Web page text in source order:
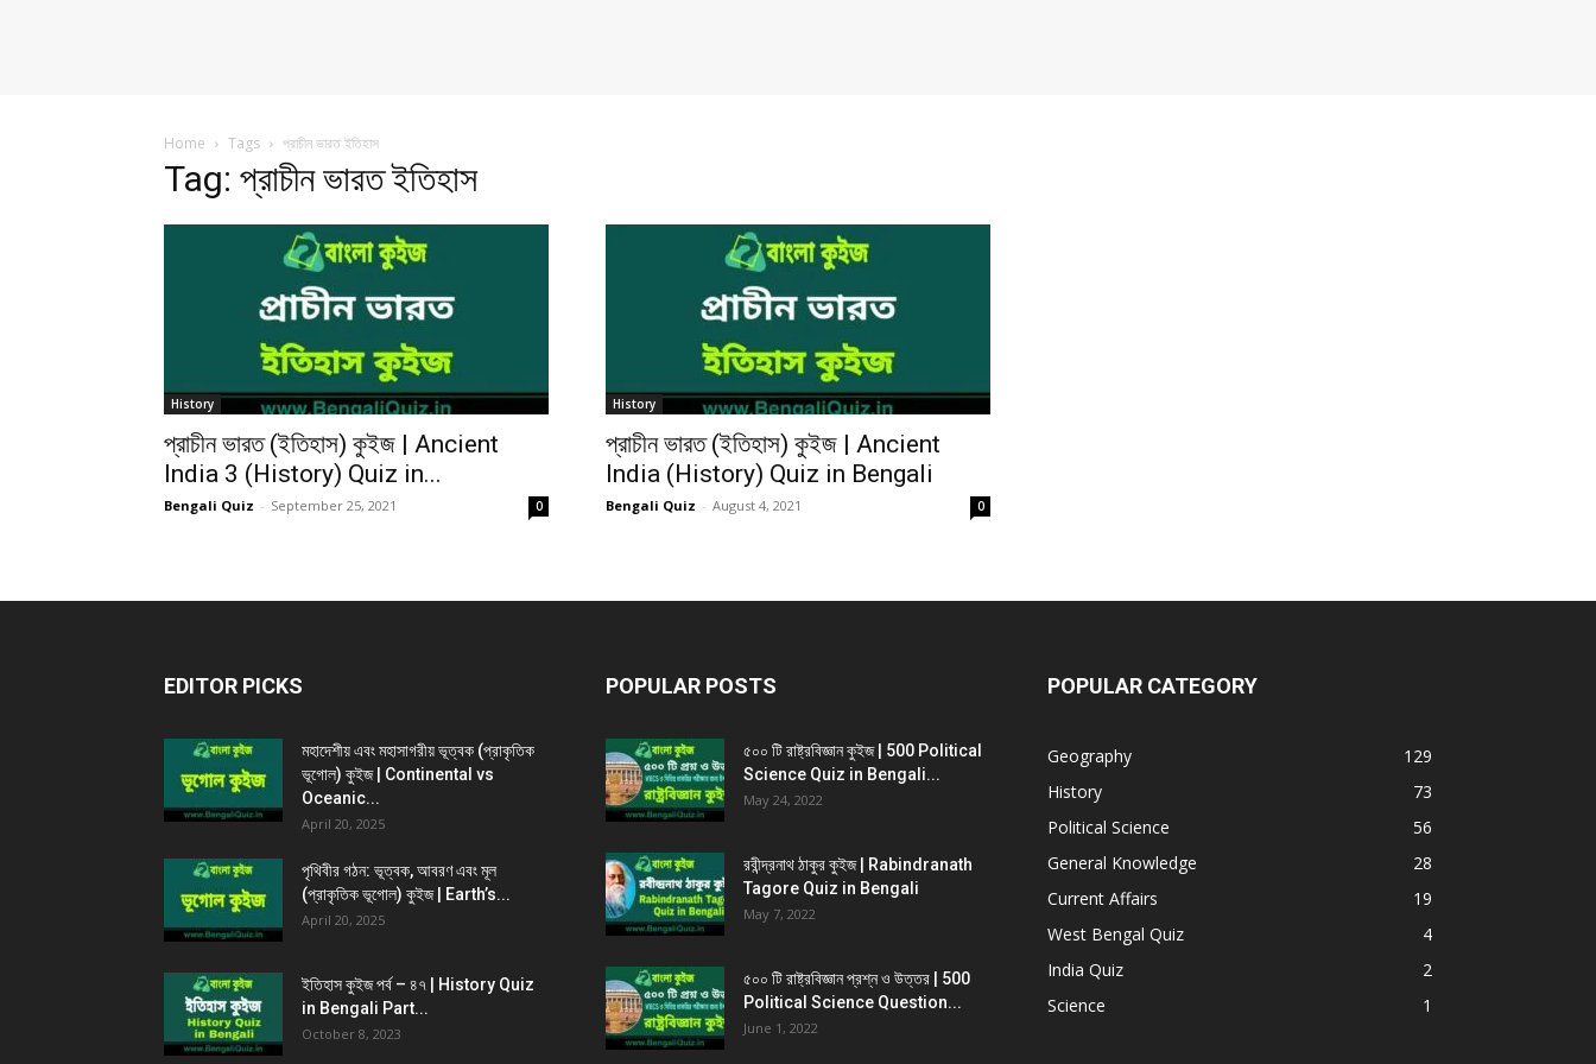
Home Tags প্রাচীন ভারত ইতিহাস
Tag: প্রাচীন ভারত ইতিহাস
History
প্রাচীন ভারত (ইতিহাস) কুইজ | Ancient
India 3 (History) Quiz in...
Bengali Quiz - September 25, 2021 0
History
প্রাচীন ভারত (ইতিহাস) কুইজ | Ancient
India (History) Quiz in Bengali
Bengali Quiz - August 4, 2021 0
EDITOR PICKS
মহাদেশীয় এবং মহাসাগরীয় ভূত্বক (প্রাকৃতিক
ভূগোল) কুইজ | Continental vs
Oceanic...
April 20, 2025
পৃথিবীর গঠন: ভূত্বক, আবরণ এবং মূল
(প্রাকৃতিক ভূগোল) কুইজ | Earth’s...
April 20, 2025
ইতিহাস কুইজ পর্ব – ৪৭ | History Quiz
in Bengali Part...
October 8, 2023
POPULAR POSTS
৫০০ টি রাষ্ট্রবিজ্ঞান কুইজ | 500 Political
Science Quiz in Bengali...
May 24, 2022
রবীন্দ্রনাথ ঠাকুর কুইজ | Rabindranath
Tagore Quiz in Bengali
May 7, 2022
৫০০ টি রাষ্ট্রবিজ্ঞান প্রশ্ন ও উত্তর | 500
Political Science Question...
June 1, 2022
POPULAR CATEGORY
Geography
129
History
73
Political Science
56
General Knowledge
28
Current Affairs
19
West Bengal Quiz
4
India Quiz
2
Science
1